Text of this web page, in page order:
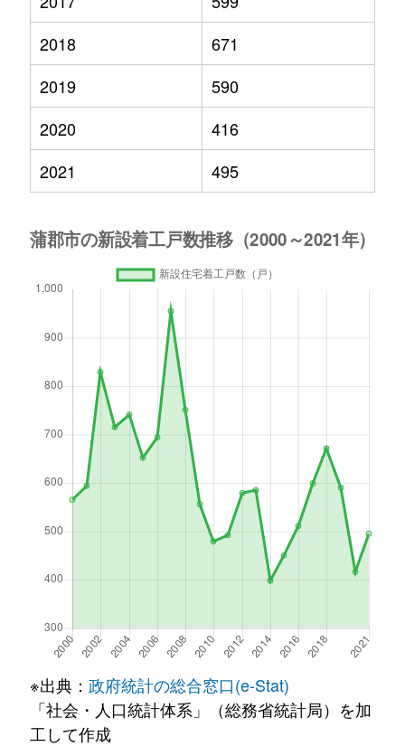
2018
671
2019
590
2020
416
2021
495
※出典： 政府統計の総合窓口(e-Stat)
「社会・人口統計体系」（総務省統計局）を加
工して作成